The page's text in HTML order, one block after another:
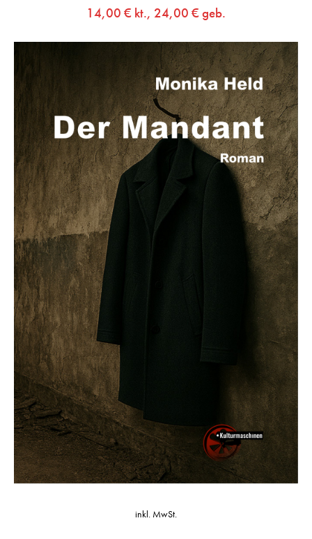
14,00 € kt., 24,00 € geb.
inkl. MwSt.